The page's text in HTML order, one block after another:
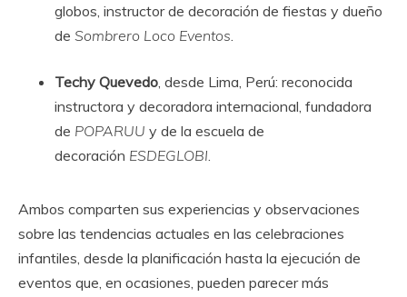
globos, instructor de decoración de fiestas y dueño
de Sombrero Loco Eventos.
Techy Quevedo, desde Lima, Perú: reconocida
instructora y decoradora internacional, fundadora
de POPARUU y de la escuela de
decoración ESDEGLOBI.
Ambos comparten sus experiencias y observaciones
sobre las tendencias actuales en las celebraciones
infantiles, desde la planificación hasta la ejecución de
eventos que, en ocasiones, pueden parecer más